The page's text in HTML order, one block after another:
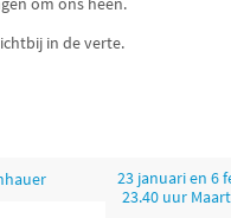
in de verte.
23 januari en 6
23.40 uur